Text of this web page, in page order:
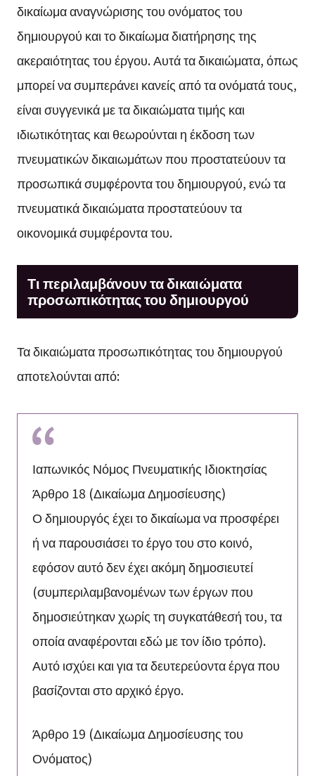
δικαίωμα αναγνώρισης του ονόματος του
δημιουργού και το δικαίωμα διατήρησης της
ακεραιότητας του έργου. Αυτά τα δικαιώματα, όπως
μπορεί να συμπεράνει κανείς από τα ονόματά τους,
είναι συγγενικά με τα δικαιώματα τιμής και
ιδιωτικότητας και θεωρούνται η έκδοση των
πνευματικών δικαιωμάτων που προστατεύουν τα
προσωπικά συμφέροντα του δημιουργού, ενώ τα
πνευματικά δικαιώματα προστατεύουν τα
οικονομικά συμφέροντα του.
Τι περιλαμβάνουν τα δικαιώματα
προσωπικότητας του δημιουργού
Τα δικαιώματα προσωπικότητας του δημιουργού
αποτελούνται από:
Ιαπωνικός Νόμος Πνευματικής Ιδιοκτησίας
Άρθρο 18 (Δικαίωμα Δημοσίευσης)
Ο δημιουργός έχει το δικαίωμα να προσφέρει
ή να παρουσιάσει το έργο του στο κοινό,
εφόσον αυτό δεν έχει ακόμη δημοσιευτεί
(συμπεριλαμβανομένων των έργων που
δημοσιεύτηκαν χωρίς τη συγκατάθεσή του, τα
οποία αναφέρονται εδώ με τον ίδιο τρόπο).
Αυτό ισχύει και για τα δευτερεύοντα έργα που
βασίζονται στο αρχικό έργο.
Άρθρο 19 (Δικαίωμα Δημοσίευσης του
Ονόματος)